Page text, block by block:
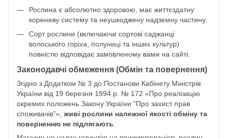
Рослина є абсолютно здоровою, має життєздатну
кореневу систему та неушкоджену надземну частину.
Сорт рослини (включаючи сортові саджанці
волоського горіха, полуниці та інших культур)
повністю відповідає замовленому вами на сайті.
Законодавчі обмеження (Обмін та повернення)
Згідно з Додатком № 3 до Постанови Кабінету Міністрів
України від 19 березня 1994 р. № 172 «Про реалізацію
окремих положень Закону України "Про захист прав
споживачів"», живі рослини належної якості обміну та
поверненню не підлягають